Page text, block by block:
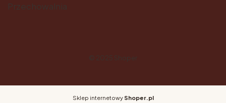
Sklep internetowy Shoper.pl